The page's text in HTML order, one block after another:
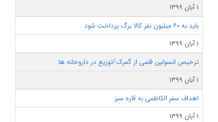
۱ آبان ۱۳۹۹
باید به ۶۰ میلیون نفر کالا برگ پرداخت شود
۱ آبان ۱۳۹۹
ترخیص انسولین قلمی از گمرک/توزیع در داروخانه ها
۱ آبان ۱۳۹۹
اهداف سفر الکاظمی به قاره سبز
۱ آبان ۱۳۹۹